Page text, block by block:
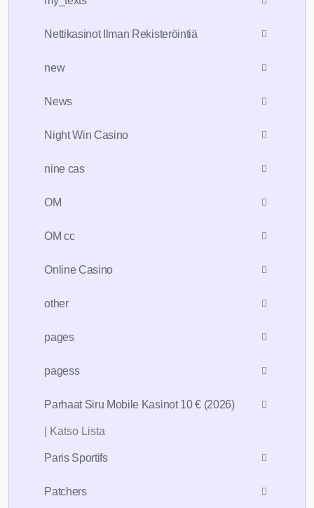
Nettikasinot Ilman Rekisteröintiä
new
News
Night Win Casino
nine cas
OM
OM cc
Online Casino
other
pages
pagess
Parhaat Siru Mobile Kasinot 10 € (2026)
| Katso Lista
Paris Sportifs
Patchers